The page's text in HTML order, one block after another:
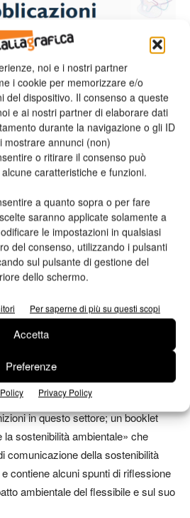
noi e i nostri partner
i cookie per memorizzare e/o
del dispositivo. Il consenso a queste
e ai nostri partner di elaborare dati
durante la navigazione o gli ID
mostrare annunci (non)
o ritirare il consenso può
caratteristiche e funzioni.
a quanto sopra o per fare
saranno applicate solamente a
le impostazioni in qualsiasi
del consenso, utilizzando i pulsanti
sul pulsante di gestione del
dello schermo.
Per saperne di più su questi scopi
Accetta
Preferenze
Privacy Policy
Sostenibilità è nato per
sostenibilità. Come spiegato dalla
, il tema della sostenibilità è nato nel
che sancisce la nostra
future. Con esso si afferma
in contrapposizione a quello
le materie prime sono consumate
circolare è un’economia pensata
un sistema in cui tutte le attività, a
produzione, sono organizzate in
diventino risorse per qualcun
di vita il comitato ha pubblicato: un
raccolta dei termini più
si parla di sostenibilità e mira a
in questo settore; unbooklet
la sostenibilità ambientale» che
comunicazione della sostenibilità
contiene alcuni spunti di riflessione
ambientale del flessibile e sul suo